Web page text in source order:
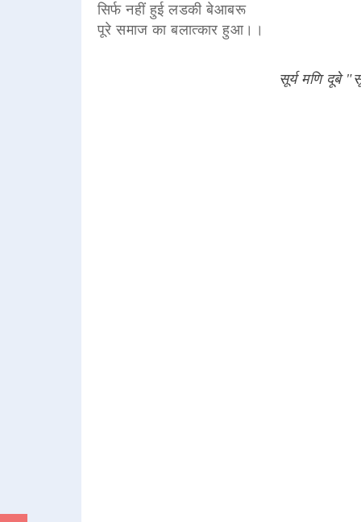
सिर्फ नहीं हुई लडकी बेआबरू
पूरे समाज का बलात्कार हुआ।।
सूर्य मणि दूबे